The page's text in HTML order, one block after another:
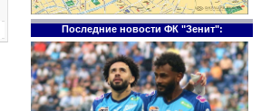
Последние новости ФК "Зенит":